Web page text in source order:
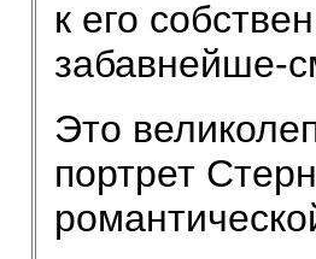
к его
забавнейше-
Это
портрет